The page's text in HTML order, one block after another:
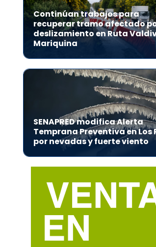
Continúan trabajos para
recuperar tramo afectado
deslizamiento en Ruta
Mariquina
SENAPRED modifica Alerta
Temprana Preventiva en Los
por nevadas y fuerte viento